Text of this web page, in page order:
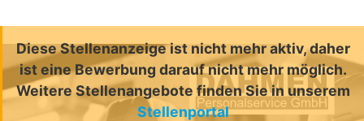
Diese Stellenanzeige ist nicht mehr aktiv, daher
ist eine Bewerbung darauf nicht mehr möglich.
Weitere Stellenangebote finden Sie in unserem
Stellenportal